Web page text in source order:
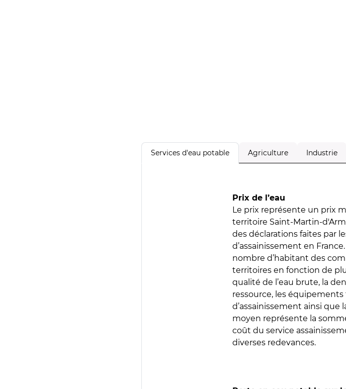
Services d'eau potable Agriculture Industrie
Prix de l’eau
Le prix représente un prix
territoire Saint-Martin-
des déclarations faites par
d’assainissement en
nombre d’habitant des
territoires en fonction de
qualité de l’eau brute, la
ressource, les
d’assainissement ainsi
moyen représente la
coût du service
diverses redevances.